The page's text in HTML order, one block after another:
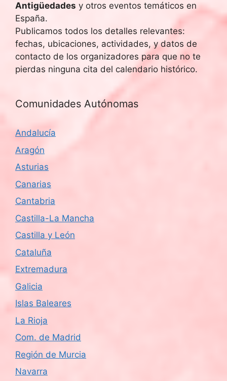
Antigüedades y otros eventos temáticos en
España.
Publicamos todos los detalles relevantes:
fechas, ubicaciones, actividades, y datos de
contacto de los organizadores para que no te
pierdas ninguna cita del calendario histórico.
Comunidades Autónomas
Andalucía
Aragón
Asturias
Canarias
Cantabria
Castilla-La Mancha
Castilla y León
Cataluña
Extremadura
Galicia
Islas Baleares
La Rioja
Com. de Madrid
Región de Murcia
Navarra